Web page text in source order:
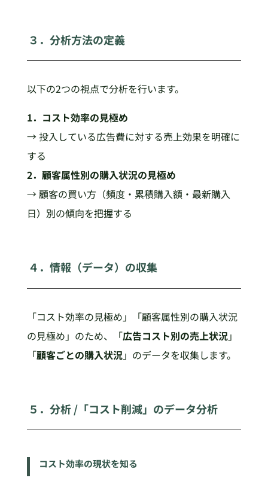
３．分析方法の定義
以下の2つの視点で分析を行います。
1．コスト効率の見極め
→ 投入している広告費に対する売上効果を明確に
する
2．顧客属性別の購入状況の見極め
→ 顧客の買い方（頻度・累積購入額・最新購入
日）別の傾向を把握する
４．情報（データ）の収集
「コスト効率の見極め」「顧客属性別の購入状況
の見極め」のため、「広告コスト別の売上状況」
「顧客ごとの購入状況」のデータを収集します。
５．分析 /「コスト削減」のデータ分析
コスト効率の現状を知る